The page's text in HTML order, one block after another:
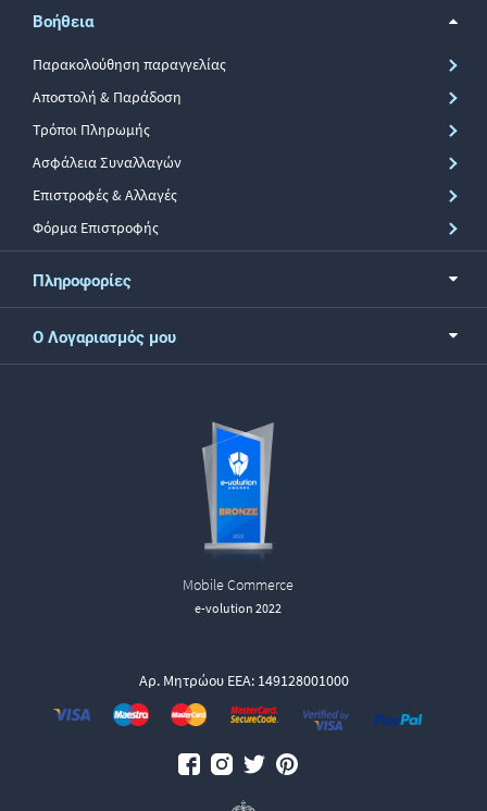
Βοήθεια
Παρακολούθηση παραγγελίας
Αποστολή & Παράδοση
Τρόποι Πληρωμής
Ασφάλεια Συναλλαγών
Επιστροφές & Αλλαγές
Φόρμα Επιστροφής
Πληροφορίες
Ο Λογαριασμός μου
Mobile Commerce
e-volution 2022
Αρ. Μητρώου ΕΕΑ: 149128001000